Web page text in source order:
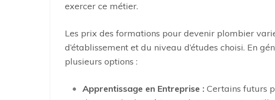
exercer ce métier.
Les prix des formations pour devenir plombier
d’établissement et du niveau d’études choisi. En
plusieurs options :
Apprentissage en Entreprise : Certains futurs